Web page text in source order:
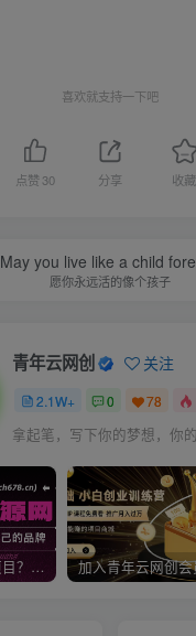
喜欢就支持一下吧
点赞30 分享 收藏
May you live like a child
愿你永远活的像个孩子
青年云网创 关注
2.1W+ 0 78
拿起笔，写下你的梦想，你
你还在到处找项目？还在当韭菜？我靠卖项目一个月收入5万+，曾经我也是个失败者。